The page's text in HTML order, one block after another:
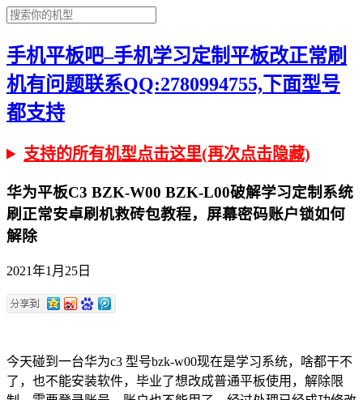
手机平板吧–手机学习定制平板改正常刷
机有问题联系QQ:2780994755,下面型号
都支持
支持的所有机型点击这里(再次点击隐藏)
华为平板C3 BZK-W00 BZK-L00破解学习定制系统
刷正常安卓刷机救砖包教程，屏幕密码账户锁如何
解除
2021年1月25日
今天碰到一台华为c3 型号bzk-w00现在是学习系统，啥都干不
了，也不能安装软件，毕业了想改成普通平板使用，解除限